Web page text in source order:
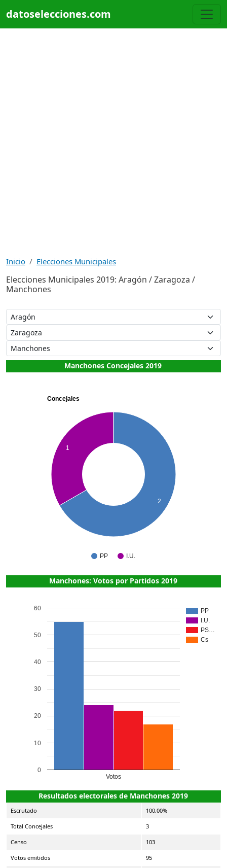
datoselecciones.com
Inicio Elecciones Municipales
Elecciones Municipales 2019: Aragón / Zaragoza /
Manchones
Manchones Concejales 2019
Concejales
PP I.U.
1
2
Manchones: Votos por Partidos 2019
PP
I.U.
PS…
Cs
Votos
0
10
20
30
40
50
60
Resultados electorales de Manchones 2019
Escrutado 100,00%
Total Concejales 3
Censo 103
Votos emitidos 95